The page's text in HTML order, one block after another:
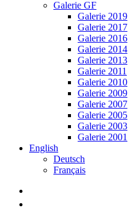
Galerie GF
Galerie 2019
Galerie 2017
Galerie 2016
Galerie 2014
Galerie 2013
Galerie 2011
Galerie 2010
Galerie 2009
Galerie 2007
Galerie 2005
Galerie 2003
Galerie 2001
English
Deutsch
Français